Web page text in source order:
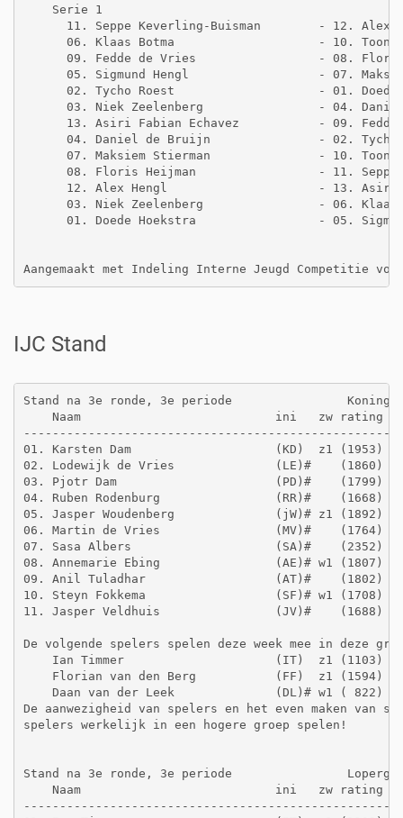
    Serie 1
11. Seppe Keverling-Buisman        - 12. Alex
06. Klaas Botma                    - 10. Toon
09. Fedde de Vries                 - 08.
05. Sigmund Hengl                  - 07.
02. Tycho Roest                    - 01.
03. Niek Zeelenberg                - 04.
13. Asiri Fabian Echavez           - 09.
04. Daniel de Bruijn               - 02.
07. Maksiem Stierman               - 10. Toon
08. Floris Heijman                 - 11.
12. Alex Hengl                     - 13.
03. Niek Zeelenberg                - 06.
01. Doede Hoekstra                 - 05.
IJC Stand
Stand na 3e ronde, 3e periode
Naam                           ini   zw rating
01. Karsten Dam                    (KD)  z1 (1953)
02. Lodewijk de Vries              (LE)#    (1860)
03. Pjotr Dam                      (PD)#    (1799)
04. Ruben Rodenburg                (RR)#    (1668)
05. Jasper Woudenberg              (jW)# z1
06. Martin de Vries                (MV)#    (1764)
07. Sasa Albers                    (SA)#    (2352)
08. Annemarie Ebing                (AE)# w1
09. Anil Tuladhar                  (AT)#    (1802)
10. Steyn Fokkema                  (SF)# w1
11. Jasper Veldhuis                (JV)#    (1688)
De volgende spelers spelen deze week mee in deze
Ian Timmer                     (IT)  z1 (1103)
Florian van den Berg           (FF)  z1 (1594)
Daan van der Leek              (DL)# w1 ( 822)
De aanwezigheid van spelers en het even maken van
spelers werkelijk in een hogere groep spelen!
Stand na 3e ronde, 3e periode
Naam                           ini   zw rating